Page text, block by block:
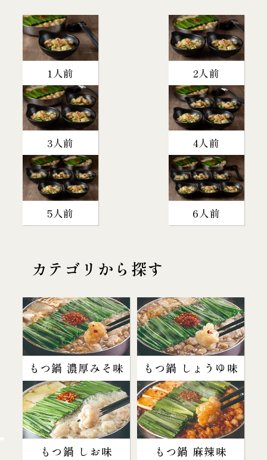
1人前 2人前
3人前 4人前
5人前 6人前
カテゴリから探す
もつ鍋 濃厚みそ味 もつ鍋 しょうゆ味
もつ鍋 しお味 もつ鍋 麻辣味